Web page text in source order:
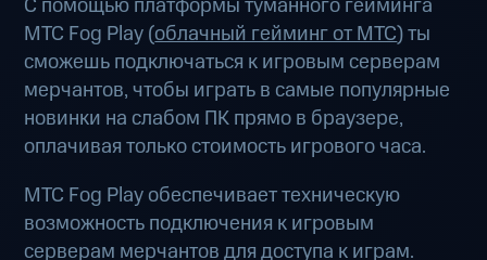
С помощью платформы туманного гейминга
МТС Fog Play (облачный гейминг от МТС) ты
сможешь подключаться к игровым серверам
мерчантов, чтобы играть в самые популярные
новинки на слабом ПК прямо в браузере,
оплачивая только стоимость игрового часа.
МТС Fog Play обеспечивает техническую
возможность подключения к игровым
серверам мерчантов для доступа к играм.